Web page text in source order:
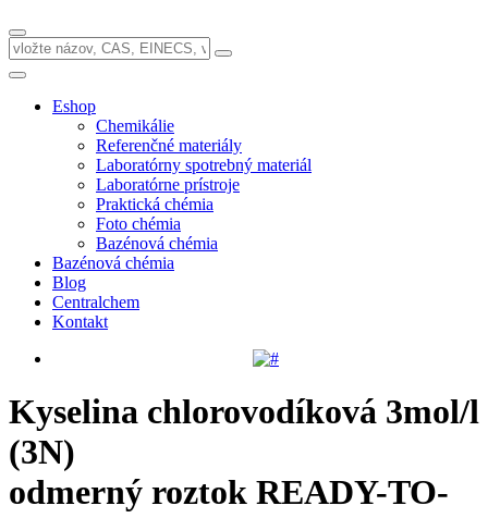
Eshop
Chemikálie
Referenčné materiály
Laboratórny spotrebný materiál
Laboratórne prístroje
Praktická chémia
Foto chémia
Bazénová chémia
Bazénová chémia
Blog
Centralchem
Kontakt
Kyselina chlorovodíková 3mol/l
(3N)
odmerný roztok READY-TO-